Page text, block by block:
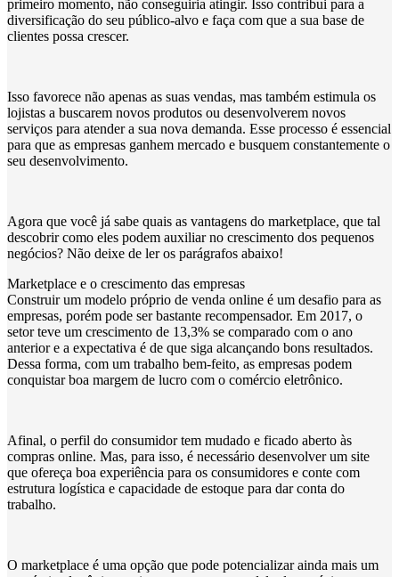
primeiro momento, não conseguiria atingir. Isso contribui para a
diversificação do seu público-alvo e faça com que a sua base de
clientes possa crescer.
Isso favorece não apenas as suas vendas, mas também estimula os
lojistas a buscarem novos produtos ou desenvolverem novos
serviços para atender a sua nova demanda. Esse processo é essencial
para que as empresas ganhem mercado e busquem constantemente o
seu desenvolvimento.
Agora que você já sabe quais as vantagens do marketplace, que tal
descobrir como eles podem auxiliar no crescimento dos pequenos
negócios? Não deixe de ler os parágrafos abaixo!
Marketplace e o crescimento das empresas
Construir um modelo próprio de venda online é um desafio para as
empresas, porém pode ser bastante recompensador. Em 2017, o
setor teve um crescimento de 13,3% se comparado com o ano
anterior e a expectativa é de que siga alcançando bons resultados.
Dessa forma, com um trabalho bem-feito, as empresas podem
conquistar boa margem de lucro com o comércio eletrônico.
Afinal, o perfil do consumidor tem mudado e ficado aberto às
compras online. Mas, para isso, é necessário desenvolver um site
que ofereça boa experiência para os consumidores e conte com
estrutura logística e capacidade de estoque para dar conta do
trabalho.
O marketplace é uma opção que pode potencializar ainda mais um